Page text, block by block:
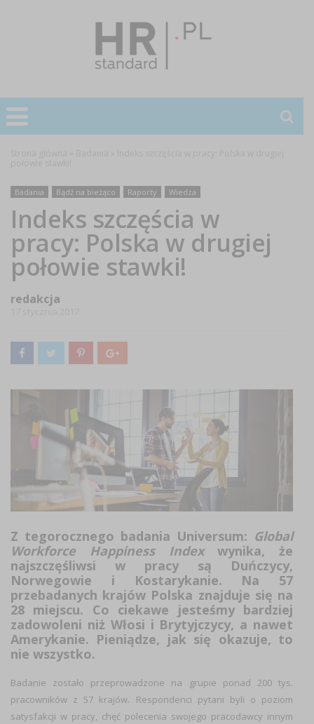
Badania Bądź na bieżąco Raporty Wiedza
Indeks szczęścia w
pracy: Polska w drugiej
połowie stawki!
redakcja
Z tegorocznego badania Universum: Global
Workforce Happiness Indexwynika, że
najszczęśliwsi w pracy są Duńczycy,
Norwegowie i Kostarykanie. Na 57
przebadanych krajów Polska znajduje się na
28 miejscu. Co ciekawe jesteśmy bardziej
zadowoleni niż Włosi i Brytyjczycy, a nawet
Amerykanie. Pieniądze, jak się okazuje, to
nie wszystko.
Badanie zostało przeprowadzone na grupie ponad 200 tys.
pracowników z 57 krajów. Respondenci pytani byli o poziom
satysfakcji w pracy, chęć polecenia swojego pracodawcy innym